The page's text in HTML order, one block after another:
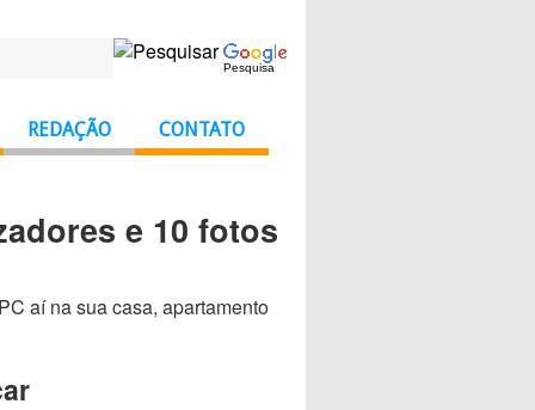
Pesquisa
REDAÇÃO CONTATO
e 10 fotos
aí na sua casa, apartamento